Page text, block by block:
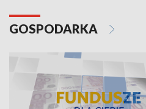
GOSPODARKA